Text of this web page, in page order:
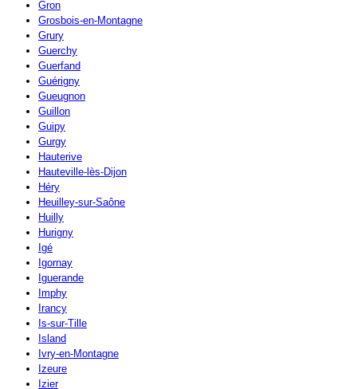
Gron
Grosbois-en-Montagne
Grury
Guerchy
Guerfand
Guérigny
Gueugnon
Guillon
Guipy
Gurgy
Hauterive
Hauteville-lès-Dijon
Héry
Heuilley-sur-Saône
Huilly
Hurigny
Igé
Igornay
Iguerande
Imphy
Irancy
Is-sur-Tille
Island
Ivry-en-Montagne
Izeure
Izier